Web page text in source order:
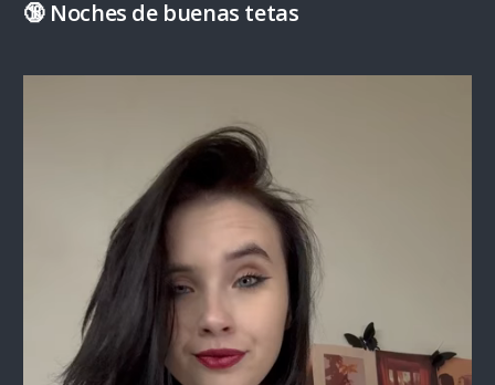
🔞 Noches de buenas tetas